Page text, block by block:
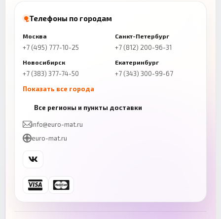
Телефоны по городам
Москва
+7 (495) 777-10-25
Санкт-Петербург
+7 (812) 200-96-31
Новосибирск
+7 (383) 377-74-50
Екатеринбург
+7 (343) 300-99-67
Показать все города
+7 (843) 206-01-30
Челябинск
+7 (343) 300-99-67
Ростов-на-Дону
+7 (863) 333-50-75
Все регионы и пункты доставки
info@euro-mat.ru
euro-mat.ru